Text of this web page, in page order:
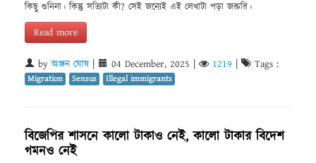
কিছু শুনিনা। কিন্তু সত্যিটা কী? সেই জন্যেই এই লেখাটা পড়া জরুরি।
Read more
byঅঞ্জন ঘোষ 04 December, 2025 1219 Tags :
Migration Sensus Illegal immigrants
বিজেপির শাসনে কালো টাকাও নেই, কালো টাকার বিদেশ
গমনও নেই